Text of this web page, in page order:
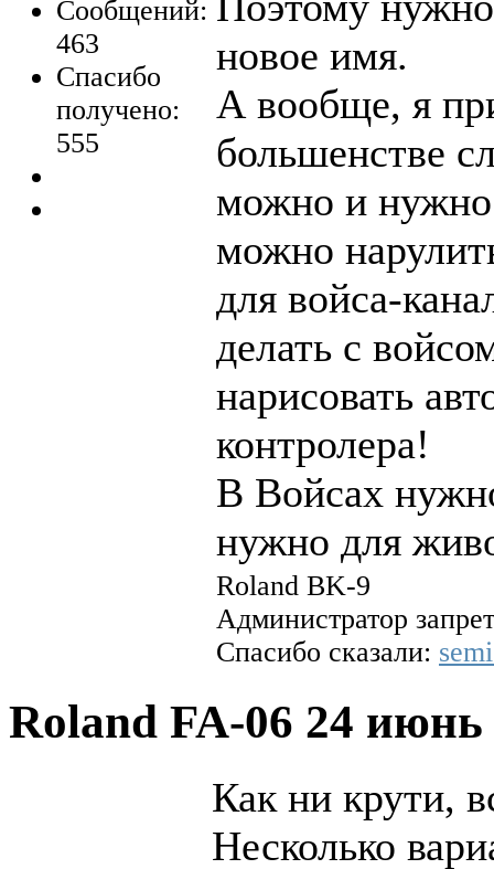
Сообщений:
463
Спасибо
получено:
555
новое имя.
А вообще, я
большенстве
можно и нужно
можно
для войса-
делать с
нарисовать
контролера!
В Войсах
нужно для
Roland BK-9
Администратор
Спасибо сказали:
Roland FA-06 24 июнь
Как ни крути,
Несколько